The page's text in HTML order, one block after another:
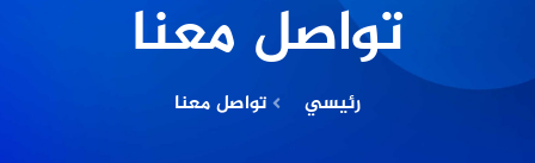
تواصل معنا
تواصل معنا رئيسي